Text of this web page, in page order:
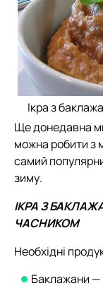
Ікра з
Ще донедавна
можна робити з
самий
зиму.
ІКРА З
ЧАСНИКОМ
Необхідні
Баклажани —